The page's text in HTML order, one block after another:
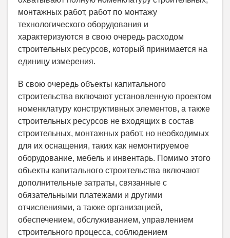
монтажных работ, работ по монтажу
технологического оборудования и
характеризуются в свою очередь расходом
строительных ресурсов, который принимается на
единицу измерения.
В свою очередь объекты капитального
строительства включают установленную проектом
номенклатуру конструктивных элементов, а также
строительных ресурсов не входящих в состав
строительных, монтажных работ, но необходимых
для их оснащения, таких как немонтируемое
оборудование, мебель и инвентарь. Помимо этого
объекты капитального строительства включают
дополнительные затраты, связанные с
обязательными платежами и другими
отчислениями, а также организацией,
обеспечением, обслуживанием, управлением
строительного процесса, соблюдением